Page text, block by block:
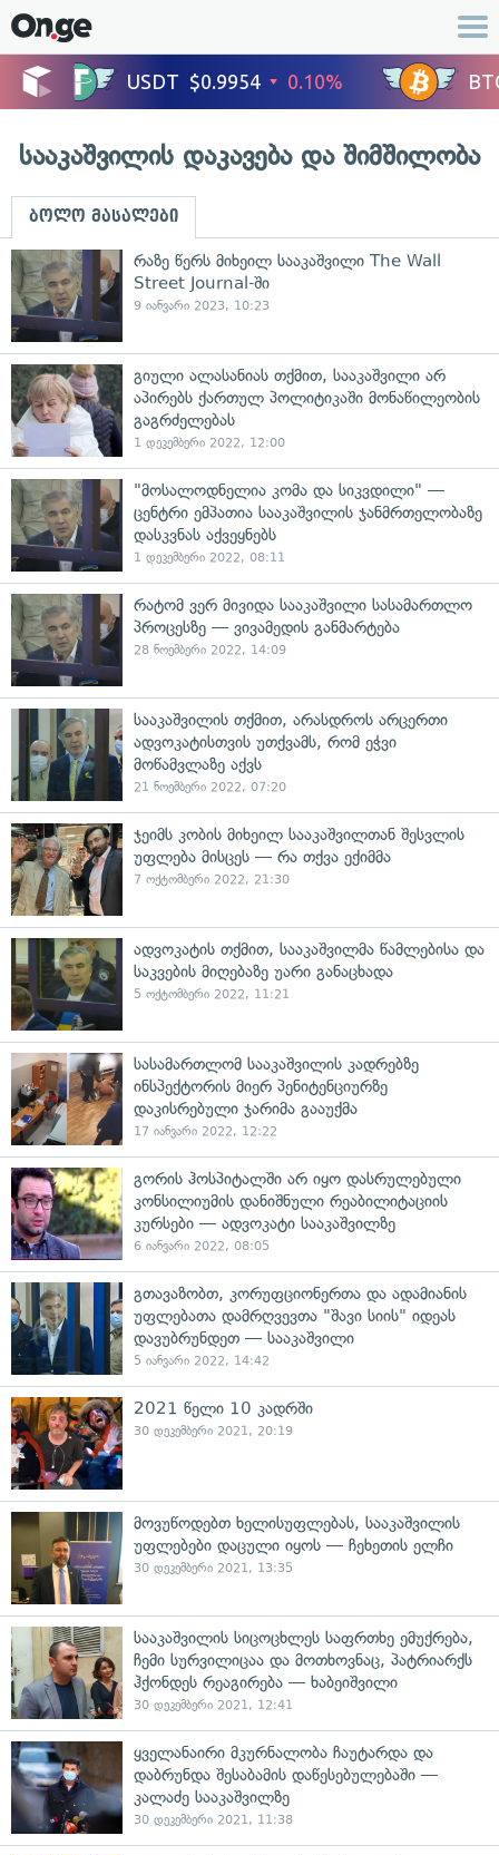
სააკაშვილის დაკავება და შიმშილობა
ბოლო მასალები
რაზე წერს მიხეილ სააკაშვილი The Wall
Street Journal-ში
9 იანვარი 2023, 10:23
გიული ალასანიას თქმით, სააკაშვილი არ
აპირებს ქართულ პოლიტიკაში მონაწილეობის
გაგრძელებას
1 დეკემბერი 2022, 12:00
"მოსალოდნელია კომა და სიკვდილი" —
ცენტრი ემპათია სააკაშვილის ჯანმრთელობაზე
დასკვნას აქვეყნებს
1 დეკემბერი 2022, 08:11
რატომ ვერ მივიდა სააკაშვილი სასამართლო
პროცესზე — ვივამედის განმარტება
28 ნოემბერი 2022, 14:09
სააკაშვილის თქმით, არასდროს არცერთი
ადვოკატისთვის უთქვამს, რომ ეჭვი
მოწამვლაზე აქვს
21 ნოემბერი 2022, 07:20
ჯეიმს კობის მიხეილ სააკაშვილთან შესვლის
უფლება მისცეს — რა თქვა ექიმმა
7 ოქტომბერი 2022, 21:30
ადვოკატის თქმით, სააკაშვილმა წამლებისა და
საკვების მიღებაზე უარი განაცხადა
5 ოქტომბერი 2022, 11:21
სასამართლომ სააკაშვილის კადრებზე
ინსპექტორის მიერ პენიტენციურზე
დაკისრებული ჯარიმა გააუქმა
17 იანვარი 2022, 12:22
გორის ჰოსპიტალში არ იყო დასრულებული
კონსილიუმის დანიშნული რეაბილიტაციის
კურსები — ადვოკატი სააკაშვილზე
6 იანვარი 2022, 08:05
გთავაზობთ, კორუფციონერთა და ადამიანის
უფლებათა დამრღვევთა "შავი სიის" იდეას
დავუბრუნდეთ — სააკაშვილი
5 იანვარი 2022, 14:42
2021 წელი 10 კადრში
30 დეკემბერი 2021, 20:19
მოვუწოდებთ ხელისუფლებას, სააკაშვილის
უფლებები დაცული იყოს — ჩეხეთის ელჩი
30 დეკემბერი 2021, 13:35
სააკაშვილის სიცოცხლეს საფრთხე ემუქრება,
ჩემი სურვილიცაა და მოთხოვნაც, პატრიარქს
ჰქონდეს რეაგირება — ხაბეიშვილი
30 დეკემბერი 2021, 12:41
ყველანაირი მკურნალობა ჩაუტარდა და
დაბრუნდა შესაბამის დაწესებულებაში —
კალაძე სააკაშვილზე
30 დეკემბერი 2021, 11:38